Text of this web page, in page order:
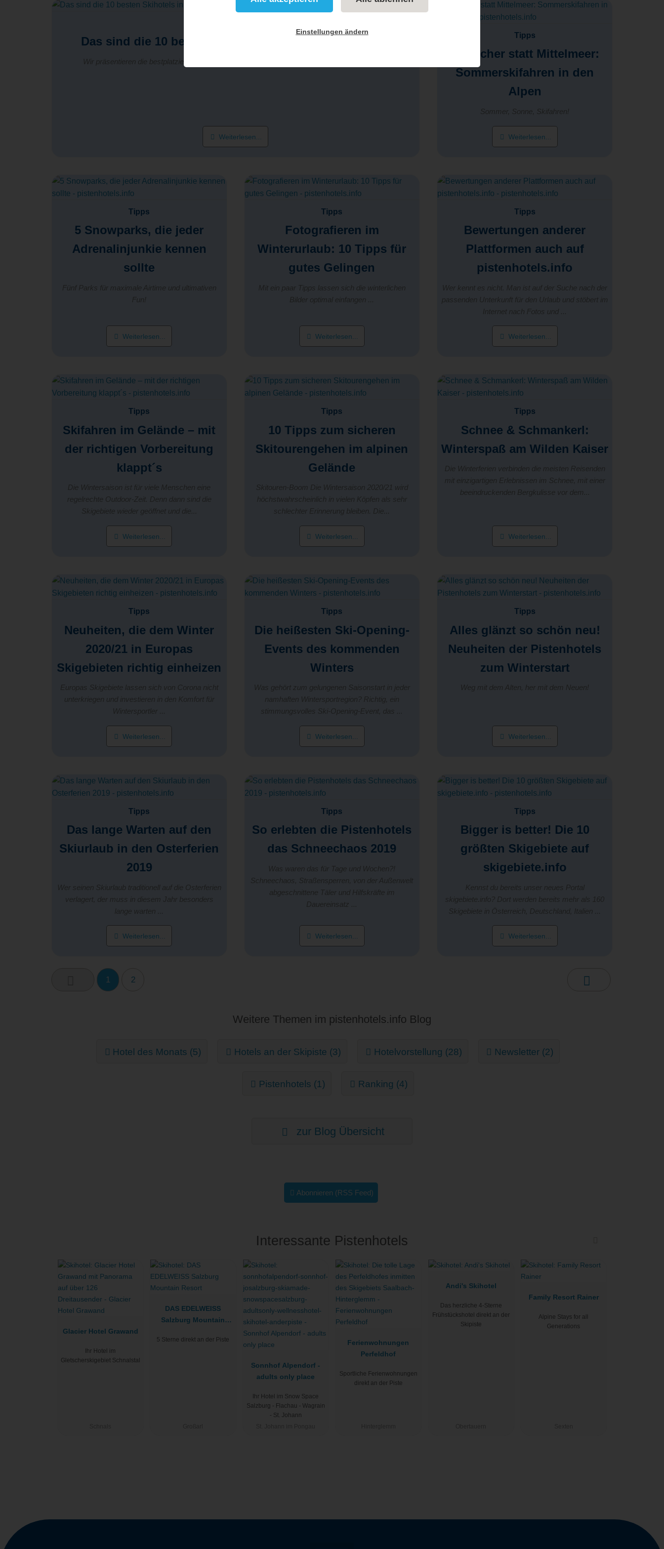
Das sind die 10 besten Skihotels in Österreich für 2026
Wir präsentieren die bestplatzierten österreichischen Hotels des pistenhotels.info Awards 2026.
Weiterlesen...
Gletscher statt Mittelmeer:
Sommerskifahren in den
Alpen
Tipps
Sommer, Sonne, Skifahren!
Weiterlesen...
5 Snowparks, die jeder
Adrenalinjunkie kennen
sollte
Tipps
Fünf Parks für maximale Airtime und ultimativen
Fun!
Weiterlesen...
Fotografieren im
Winterurlaub: 10 Tipps für
gutes Gelingen
Tipps
Mit ein paar Tipps lassen sich die winterlichen
Bilder optimal einfangen ...
Weiterlesen...
Bewertungen anderer
Plattformen auch auf
pistenhotels.info
Tipps
Wer kennt es nicht. Man ist auf der Suche nach der
passenden Unterkunft für den Urlaub und stöbert im
Internet nach Fotos und ...
Weiterlesen...
Skifahren im Gelände – mit
der richtigen Vorbereitung
klappt´s
Tipps
Die Wintersaison ist für viele Menschen eine
regelrechte Outdoor-Zeit. Denn dann sind die
Skigebiete wieder geöffnet und die...
Weiterlesen...
10 Tipps zum sicheren
Skitourengehen im alpinen
Gelände
Tipps
Skitouren-Boom Die Wintersaison 2020/21 wird
höchstwahrscheinlich in vielen Köpfen als sehr
schlechter Erinnerung bleiben. Die...
Weiterlesen...
Schnee & Schmankerl:
Winterspaß am Wilden Kaiser
Tipps
Die Winterferien verbinden die meisten Reisenden
mit einzigartigen Erlebnissen im Schnee, mit einer
beeindruckenden Bergkulisse vor dem...
Weiterlesen...
Neuheiten, die dem Winter
2020/21 in Europas
Skigebieten richtig einheizen
Tipps
Europas Skigebiete lassen sich von Corona nicht
unterkriegen und investieren in den Komfort für
Wintersportler ...
Weiterlesen...
Die heißesten Ski-Opening-
Events des kommenden
Winters
Tipps
Was gehört zum gelungenen Saisonstart in jeder
namhaften Wintersportregion? Richtig, ein
stimmungsvolles Ski-Opening-Event, das ...
Weiterlesen...
Alles glänzt so schön neu!
Neuheiten der Pistenhotels
zum Winterstart
Tipps
Weg mit dem Alten, her mit dem Neuen!
Weiterlesen...
Das lange Warten auf den
Skiurlaub in den Osterferien
2019
Tipps
Wer seinen Skiurlaub traditionell auf die Osterferien
verlagert, der muss in diesem Jahr besonders
lange warten ...
Weiterlesen...
So erlebten die Pistenhotels
das Schneechaos 2019
Tipps
Was waren das für Tage und Wochen?!
Schneechaos, Straßensperren, von der Außenwelt
abgeschnittene Täler und Hilfskräfte im
Dauereinsatz ...
Weiterlesen...
Bigger is better! Die 10
größten Skigebiete auf
skigebiete.info
Tipps
Kennst du bereits unser neues Portal
skigebiete.info? Dort werden bereits mehr als 160
Skigebiete in Österreich, Deutschland, Italien ...
Weiterlesen...
1 2
Weitere Themen im pistenhotels.info Blog
Hotel des Monats (5) Hotels an der Skipiste (3) Hotelvorstellung (28) Newsletter (2)
Pistenhotels (1) Ranking (4)
zur Blog Übersicht
Abonnieren (RSS Feed)
Interessante Pistenhotels
Glacier Hotel Grawand
Ihr Hotel im
Gletscherskigebiet Schnalstal
DAS EDELWEISS
Salzburg Mountain
5 Sterne direkt an der Piste
Sonnhof Alpendorf -
adults only place
Ihr Hotel im Snow Space
Salzburg - Flachau - Wagrain
- St. Johann
Ferienwohnungen
Perfeldhof
Sportliche Ferienwohnungen
direkt an der Piste
Andi's Skihotel
Das herzliche 4-Sterne
Frühstückshotel direkt an der
Skipiste
Family Resort Rainer
Alpine Stays for all
Generations
Einstellungen ändern